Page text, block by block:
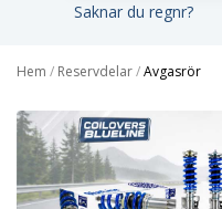
Saknar du regnr?
Hem / Reservdelar/Avgasrör